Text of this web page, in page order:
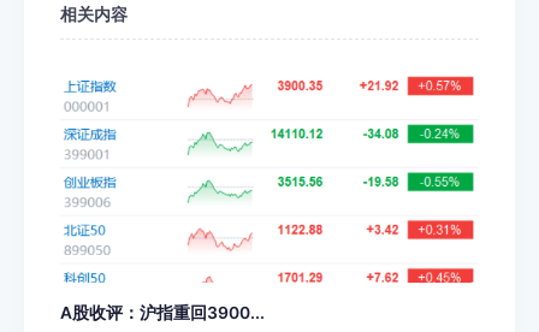
相关内容
A股收评：沪指重回3900...